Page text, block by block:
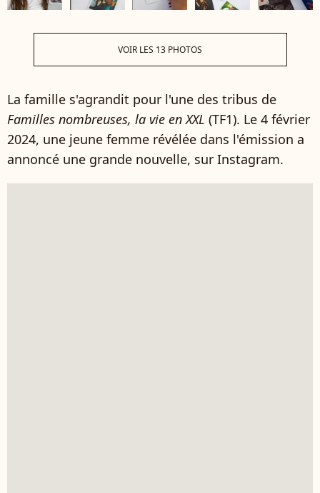
VOIR LES 13 PHOTOS
La famille s'agrandit pour l'une des tribus de
Familles nombreuses, la vie en XXL (TF1). Le 4 février
2024, une jeune femme révélée dans l'émission a
annoncé une grande nouvelle, sur Instagram.